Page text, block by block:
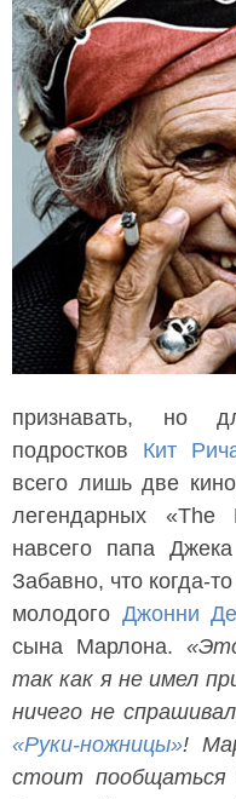
признавать, но
подростков Кит
всего лишь две
легендарных «The
навсего папа
Забавно, что когда-
молодого Джонни
сына Марлона.
так как я не имел
ничего не
«Руки-ножницы»!
стоит